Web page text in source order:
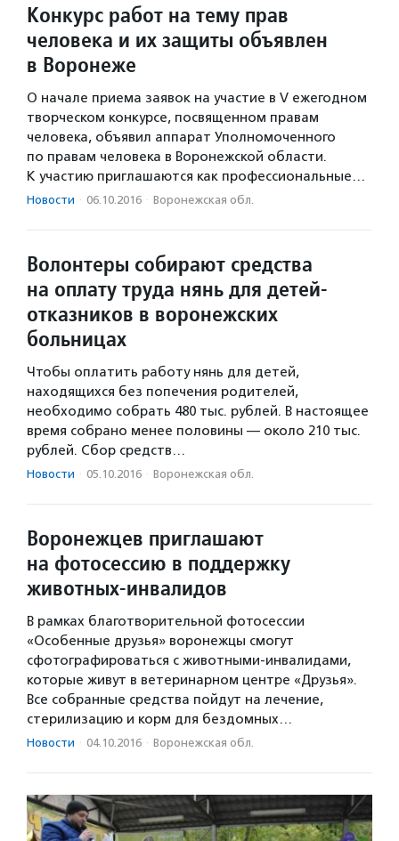
Конкурс работ на тему прав
человека и их защиты объявлен
в Воронеже
О начале приема заявок на участие в V ежегодном
творческом конкурсе, посвященном правам
человека, объявил аппарат Уполномоченного
по правам человека в Воронежской области.
К участию приглашаются как профессиональные…
Новости · 06.10.2016 · Воронежская обл.
Волонтеры собирают средства
на оплату труда нянь для детей-
отказников в воронежских
больницах
Чтобы оплатить работу нянь для детей,
находящихся без попечения родителей,
необходимо собрать 480 тыс. рублей. В настоящее
время собрано менее половины — около 210 тыс.
рублей. Сбор средств…
Новости · 05.10.2016 · Воронежская обл.
Воронежцев приглашают
на фотосессию в поддержку
животных-инвалидов
В рамках благотворительной фотосессии
«Особенные друзья» воронежцы смогут
сфотографироваться с животными-инвалидами,
которые живут в ветеринарном центре «Друзья».
Все собранные средства пойдут на лечение,
стерилизацию и корм для бездомных…
Новости · 04.10.2016 · Воронежская обл.